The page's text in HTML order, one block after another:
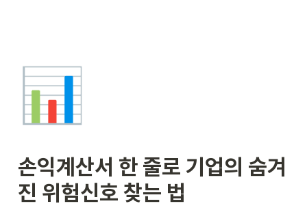
📊
손익계산서 한 줄로 기업의 숨겨
진 위험신호 찾는 법